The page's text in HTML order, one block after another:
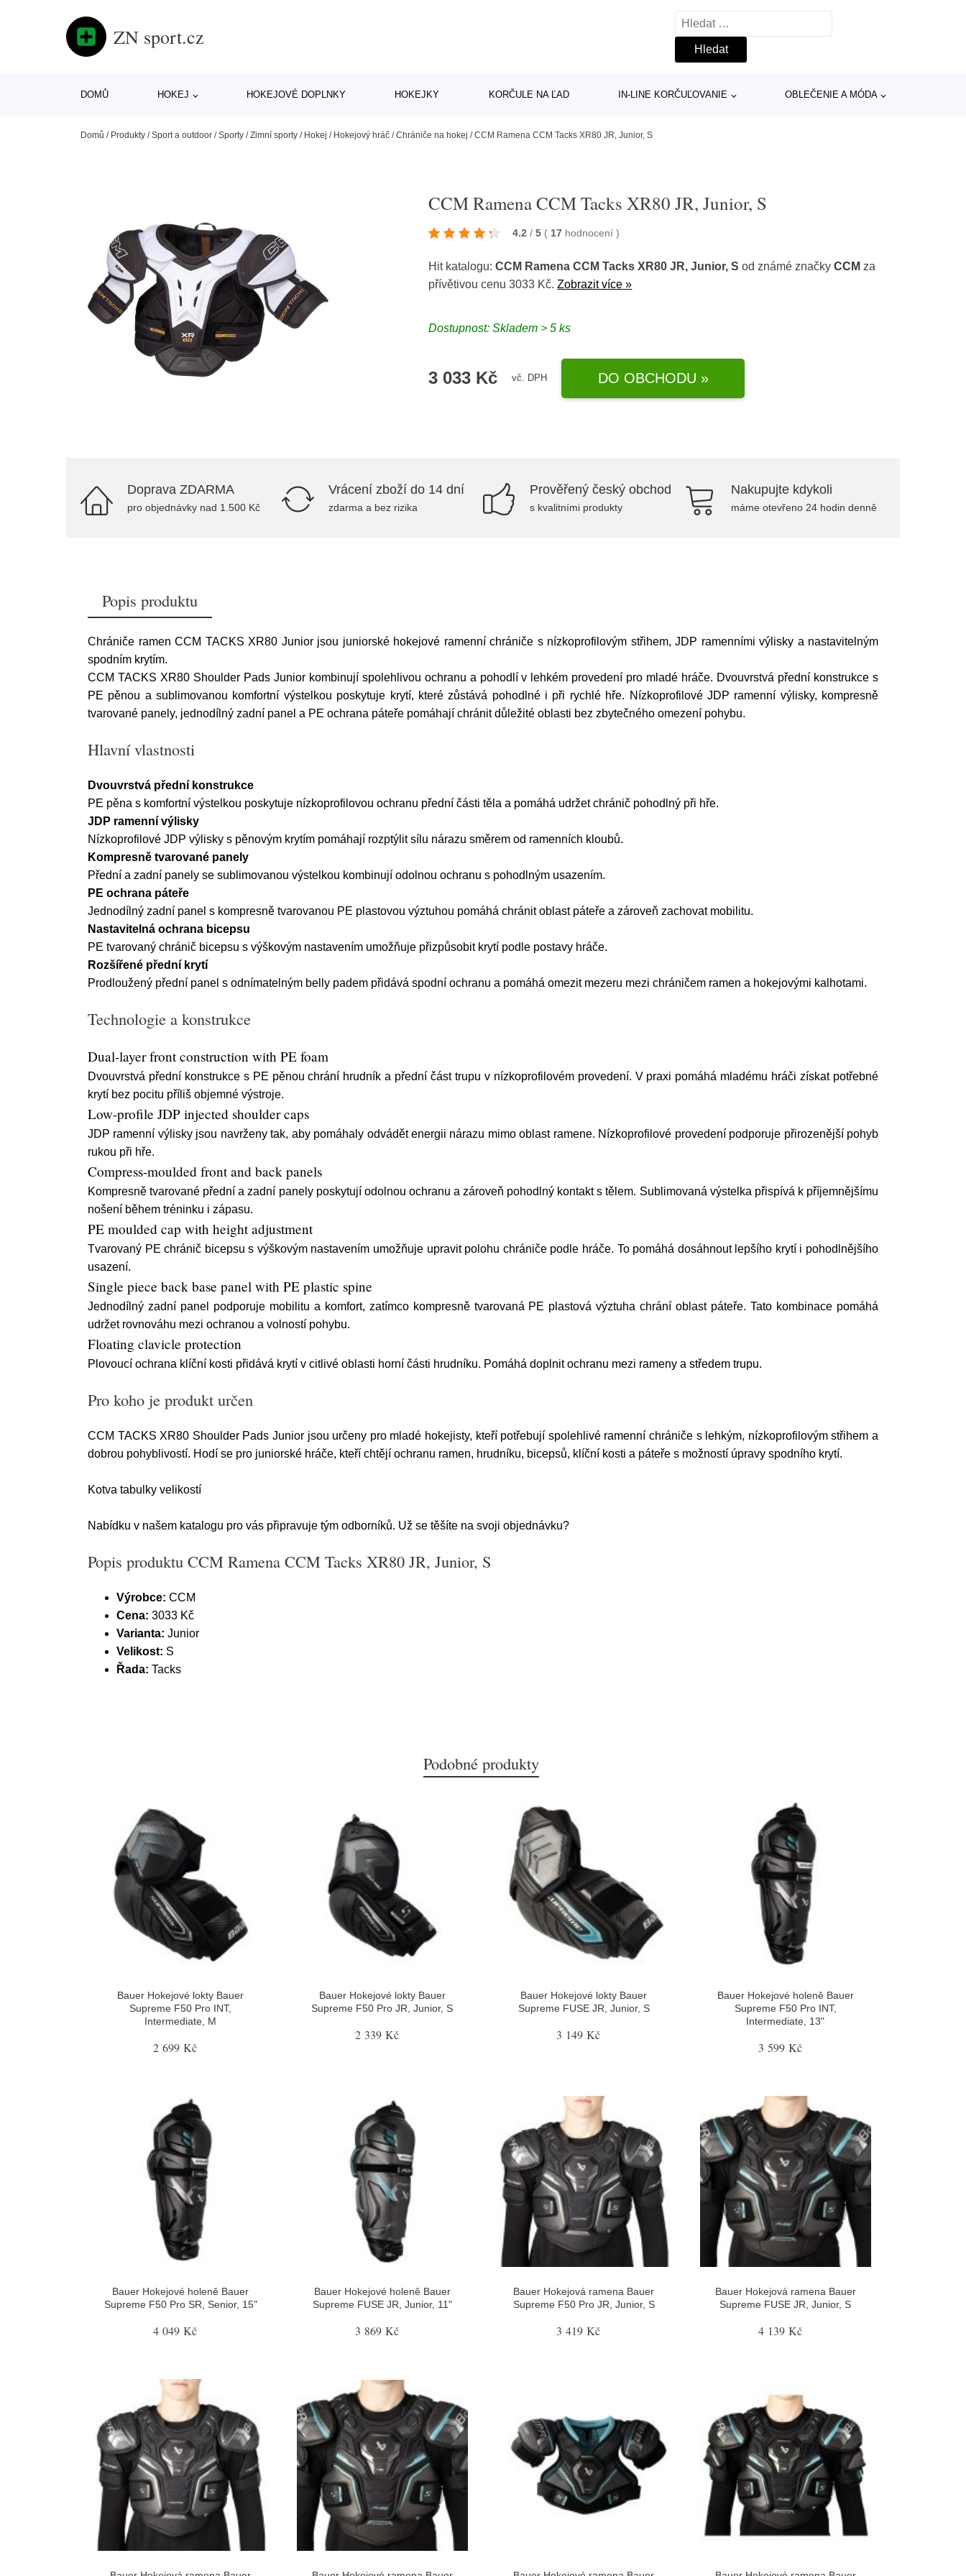
ZN sport.cz
Vyhledávání
DOMŮ HOKEJ HOKEJOVÉ DOPLNKY HOKEJKY KORČULE NA ĽAD IN-LINE KORČUĽOVANIE OBLEČENIE A MÓDA
Domů / Produkty /Sport a outdoor /Sporty /Zimní sporty / Hokej / Hokejový hráč /Chrániče na hokej /CCM Ramena CCM Tacks XR80 JR, Junior, S
CCM Ramena CCM Tacks XR80 JR, Junior, S
4.2 / 5 ( 17 hodnocení)
Hit katalogu:CCM Ramena CCM Tacks XR80 JR, Junior, S od známé značkyCCM za
přívětivou cenu 3033 Kč.Zobrazit více »
Dostupnost: Skladem > 5 ks
3 033 Kč vč. DPH DO OBCHODU »
Doprava ZDARMA
pro objednávky nad 1.500 Kč
Vrácení zboží do 14 dní
zdarma a bez rizika
Prověřený český obchod
s kvalitními produkty
Nakupujte kdykoli
máme otevřeno 24 hodin denně
Popis produktu
Chrániče ramen CCM TACKS XR80 Junior jsou juniorské hokejové ramenní chrániče s nízkoprofilovým střihem, JDP ramenními výlisky a nastavitelným
spodním krytím.
CCM TACKS XR80 Shoulder Pads Junior kombinují spolehlivou ochranu a pohodlí v lehkém provedení pro mladé hráče. Dvouvrstvá přední konstrukce s
PE pěnou a sublimovanou komfortní výstelkou poskytuje krytí, které zůstává pohodlné i při rychlé hře. Nízkoprofilové JDP ramenní výlisky, kompresně
tvarované panely, jednodílný zadní panel a PE ochrana páteře pomáhají chránit důležité oblasti bez zbytečného omezení pohybu.
Hlavní vlastnosti
Dvouvrstvá přední konstrukce
PE pěna s komfortní výstelkou poskytuje nízkoprofilovou ochranu přední části těla a pomáhá udržet chránič pohodlný při hře.
JDP ramenní výlisky
Nízkoprofilové JDP výlisky s pěnovým krytím pomáhají rozptýlit sílu nárazu směrem od ramenních kloubů.
Kompresně tvarované panely
Přední a zadní panely se sublimovanou výstelkou kombinují odolnou ochranu s pohodlným usazením.
PE ochrana páteře
Jednodílný zadní panel s kompresně tvarovanou PE plastovou výztuhou pomáhá chránit oblast páteře a zároveň zachovat mobilitu.
Nastavitelná ochrana bicepsu
PE tvarovaný chránič bicepsu s výškovým nastavením umožňuje přizpůsobit krytí podle postavy hráče.
Rozšířené přední krytí
Prodloužený přední panel s odnímatelným belly padem přidává spodní ochranu a pomáhá omezit mezeru mezi chráničem ramen a hokejovými kalhotami.
Technologie a konstrukce
Dual-layer front construction with PE foam
Dvouvrstvá přední konstrukce s PE pěnou chrání hrudník a přední část trupu v nízkoprofilovém provedení. V praxi pomáhá mladému hráči získat potřebné
krytí bez pocitu příliš objemné výstroje.
Low-profile JDP injected shoulder caps
JDP ramenní výlisky jsou navrženy tak, aby pomáhaly odvádět energii nárazu mimo oblast ramene. Nízkoprofilové provedení podporuje přirozenější pohyb
rukou při hře.
Compress-moulded front and back panels
Kompresně tvarované přední a zadní panely poskytují odolnou ochranu a zároveň pohodlný kontakt s tělem. Sublimovaná výstelka přispívá k příjemnějšímu
nošení během tréninku i zápasu.
PE moulded cap with height adjustment
Tvarovaný PE chránič bicepsu s výškovým nastavením umožňuje upravit polohu chrániče podle hráče. To pomáhá dosáhnout lepšího krytí i pohodlnějšího
usazení.
Single piece back base panel with PE plastic spine
Jednodílný zadní panel podporuje mobilitu a komfort, zatímco kompresně tvarovaná PE plastová výztuha chrání oblast páteře. Tato kombinace pomáhá
udržet rovnováhu mezi ochranou a volností pohybu.
Floating clavicle protection
Plovoucí ochrana klíční kosti přidává krytí v citlivé oblasti horní části hrudníku. Pomáhá doplnit ochranu mezi rameny a středem trupu.
Pro koho je produkt určen
CCM TACKS XR80 Shoulder Pads Junior jsou určeny pro mladé hokejisty, kteří potřebují spolehlivé ramenní chrániče s lehkým, nízkoprofilovým střihem a
dobrou pohyblivostí. Hodí se pro juniorské hráče, kteří chtějí ochranu ramen, hrudníku, bicepsů, klíční kosti a páteře s možností úpravy spodního krytí.
Kotva tabulky velikostí
Nabídku v našem katalogu pro vás připravuje tým odborníků. Už se těšíte na svoji objednávku?
Popis produktu CCM Ramena CCM Tacks XR80 JR, Junior, S
Výrobce: CCM
Cena: 3033 Kč
Varianta: Junior
Velikost: S
Řada: Tacks
Podobné produkty
Bauer Hokejové lokty Bauer
Supreme F50 Pro INT,
Intermediate, M
2 699 Kč
Bauer Hokejové lokty Bauer
Supreme F50 Pro JR, Junior, S
2 339 Kč
Bauer Hokejové lokty Bauer
Supreme FUSE JR, Junior, S
3 149 Kč
Bauer Hokejové holeně Bauer
Supreme F50 Pro INT,
Intermediate, 13"
3 599 Kč
Bauer Hokejové holeně Bauer
Supreme F50 Pro SR, Senior, 15"
4 049 Kč
Bauer Hokejové holeně Bauer
Supreme FUSE JR, Junior, 11"
3 869 Kč
Bauer Hokejová ramena Bauer
Supreme F50 Pro JR, Junior, S
3 419 Kč
Bauer Hokejová ramena Bauer
Supreme FUSE JR, Junior, S
4 139 Kč